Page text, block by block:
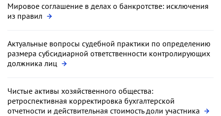
Мировое соглашение в делах о банкротстве: исключения
из правил
Актуальные вопросы судебной практики по определению
размера субсидиарной ответственности контролирующих
должника лиц
Чистые активы хозяйственного общества:
ретроспективная корректировка бухгалтерской
отчетности и действительная стоимость доли участника